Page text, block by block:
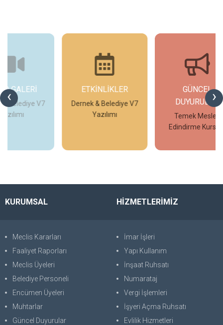
‹ ›
ETKİNLİKLER
Dernek & Belediye V7
DUYURULAR
Temek Meslek
Edindirme Kursları
KURUMSAL
Meclis Kararları
Faaliyet Raporları
Meclis Üyeleri
Belediye Personeli
Encümen Üyeleri
Muhtarlar
Güncel Duyurular
HİZMETLERİMİZ
İmar İşleri
Yapı Kullanım
İnşaat Ruhsatı
Numarataj
Vergi İşlemleri
İşyeri Açma Ruhsatı
Evlilik Hizmetleri